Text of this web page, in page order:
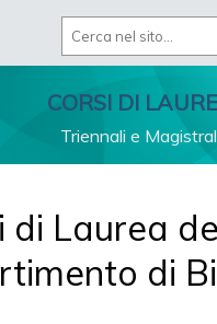
CORSI DI
Triennali e
di Laurea
di